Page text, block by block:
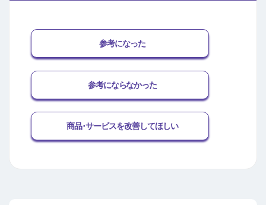
参考になった
参考にならなかった
商品･サービスを改善してほしい